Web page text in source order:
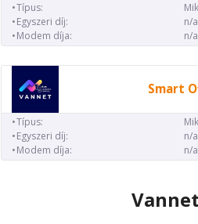
Típus:
Egyszeri díj:
n/a
Modem díja:
n/a
Smart
Típus:
Egyszeri díj:
n/a
Modem díja:
n/a